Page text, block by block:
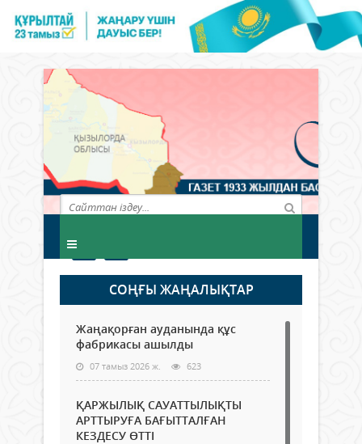
СОҢҒЫ ЖАҢАЛЫҚТАР
Жаңақорған ауданында құс
фабрикасы ашылды
07 тамыз 2026 ж. 623
ҚАРЖЫЛЫҚ САУАТТЫЛЫҚТЫ
АРТТЫРУҒА БАҒЫТТАЛҒАН
КЕЗДЕСУ ӨТТІ